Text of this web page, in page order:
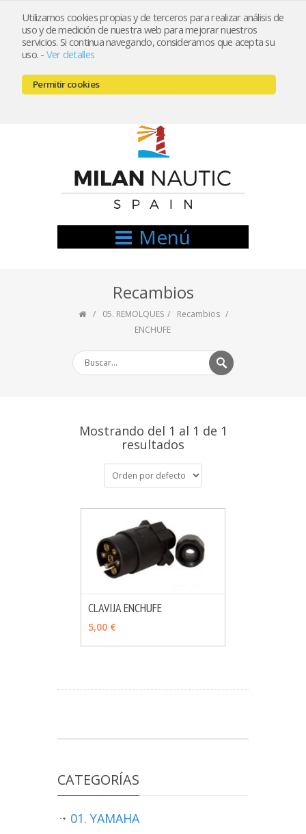
Utilizamos cookies propias y de terceros para realizar análisis de
uso y de medición de nuestra web para mejorar nuestros
servicios. Si continua navegando, consideramos que acepta su
uso. - Ver detalles
Permitir cookies
Registrarse Mi cuenta
666521122 // 654999333
Menú
Recambios
05. REMOLQUES
Recambios
ENCHUFE
Mostrando del 1 al 1 de 1
resultados
CLAVIJA ENCHUFE
5,00 €
CATEGORÍAS
01. YAMAHA